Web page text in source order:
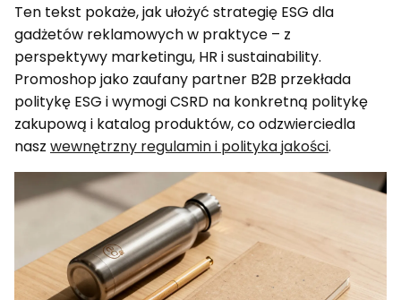
Ten tekst pokaże, jak ułożyć strategię ESG dla
gadżetów reklamowych w praktyce – z
perspektywy marketingu, HR i sustainability.
Promoshop jako zaufany partner B2B przekłada
politykę ESG i wymogi CSRD na konkretną politykę
zakupową i katalog produktów, co odzwierciedla
nasz wewnętrzny regulamin i polityka jakości.